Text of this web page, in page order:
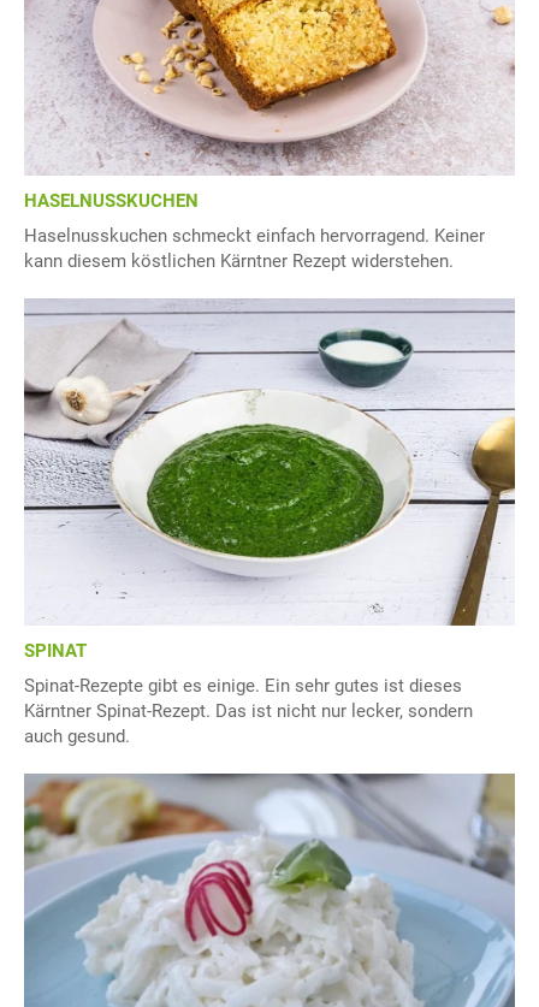
HASELNUSSKUCHEN
Haselnusskuchen schmeckt einfach hervorragend. Keiner
kann diesem köstlichen Kärntner Rezept widerstehen.
SPINAT
Spinat-Rezepte gibt es einige. Ein sehr gutes ist dieses
Kärntner Spinat-Rezept. Das ist nicht nur lecker, sondern
auch gesund.